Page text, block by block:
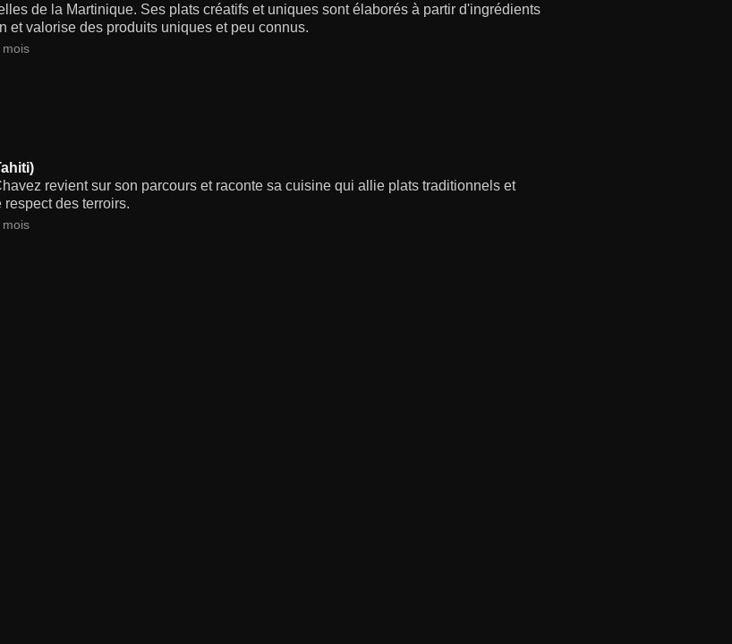
de la Martinique. Ses plats créatifs et uniques sont élaborés à partir d'ingrédients
et valorise des produits uniques et peu connus.
mois
revient sur son parcours et raconte sa cuisine qui allie plats traditionnels et
des terroirs.
mois